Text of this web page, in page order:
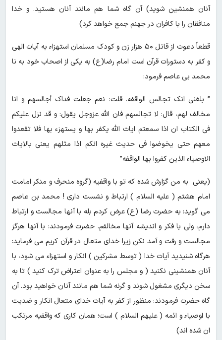
آنان همنشین شوید) آن گاه شما هم مانند آنان هستید. و خدا
منافقان را با کافران در جهنم جمع خواهد کرد)
قطعاً دعوت از قاتل ۵۰ هزار زن و کودک مسلمان استهزاء به آیات الهی
و کفر به دستورات قرآن است امام رضا(ع) به یکی از اصحاب خود به نا
محمد بی عاصم فرمود:
” بلغنی انک تجالس الواقفه. قلت: نعم جعلت فداک أجالسهم و انا
مخالف لهم، قال: لا تجالسهم فان الله عزوجل یقول: و قد نزل علیکم
فی الکتاب ان اذا سمعتم ایات الله یکفر بها و یستهزء بها فلا تقعدوا
معهم حتی یخوضوا فی حدیث غیره انکم اذا مثلهم یعنی بالایات
الاوصیاء الذین کفروا بها الواقفه”
(یعنی به من گزارش شده که تو با واقفیه (گروه منحرف و منکر امامت
امام هشتم ( علیه السلام ) ارتباط و نشست داری ! محمد بن عاصم
می گوید: به حضرت رضا (ع) عرض کردم بله با آنها مجالست و ارتباط
دارم، ولی با فکر و اندیشه آنها مخالفم. حضرت فرمودند: با آنها هرگز
مجالست و رفت و آمد نکن زیرا خدای متعال در قرآن کریم می فرماید:
هرگاه شنیدید آیات خدا ( توسط مشرکین ) انکار و استهزاء می شود، با
آنان همنشینی نکنید ( و مجلس را به عنوان اعتراض ترک کنید ) تا به
سخن دیگری مشغول شوند و گرنه شما هم مانند آنان خواهید بود. آن
گاه حضرت فرمودند: منظور از کفر به آیات خدای متعال انکار و ضدیت
با اوصیاء و ائمه ( علیهم السلام ) است؛ همان کاری که واقفیه مرتکب
ان شده اند)